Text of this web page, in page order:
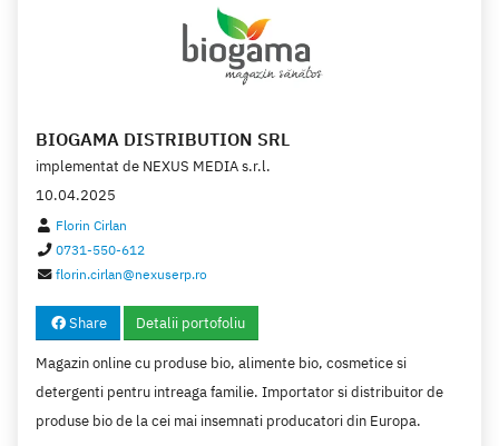
BIOGAMA DISTRIBUTION SRL
implementat de NEXUS MEDIA s.r.l.
10.04.2025
Florin Cirlan
0731-550-612
florin.cirlan@nexuserp.ro
Share Detalii portofoliu
Magazin online cu produse bio, alimente bio, cosmetice si
detergenti pentru intreaga familie. Importator si distribuitor de
produse bio de la cei mai insemnati producatori din Europa.